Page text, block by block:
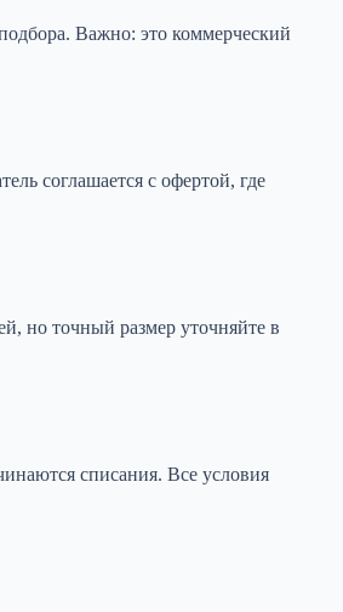
Важно: это коммерческий
соглашается с офертой, где
но точный размер уточняйте в
списания. Все условия